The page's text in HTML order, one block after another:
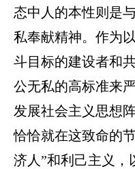
态中人的本性则是
私奉献精神。作为
斗目标的建设者和
公无私的高标准来
发展社会主义思想
恰恰就在这致命的
济人”和利己主义，